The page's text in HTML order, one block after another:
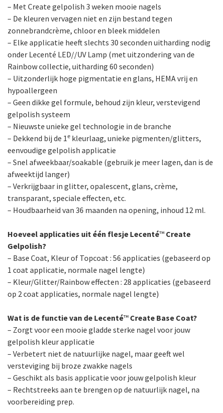
– Met Create gelpolish 3 weken mooie nagels
– De kleuren vervagen niet en zijn bestand tegen
zonnebrandcrème, chloor en bleek middelen
– Elke applicatie heeft slechts 30 seconden uitharding nodig
onder Lecenté LED//UV Lamp (met uitzondering van de
Rainbow collectie, uitharding 60 seconden)
– Uitzonderlijk hoge pigmentatie en glans, HEMA vrij en
hypoallergeen
– Geen dikke gel formule, behoud zijn kleur, verstevigend
gelpolish systeem
– Nieuwste unieke gel technologie in de branche
– Dekkend bij de 1e kleurlaag, unieke pigmenten/glitters,
eenvoudige gelpolish applicatie
– Snel afweekbaar/soakable (gebruik je meer lagen, dan is de
afweektijd langer)
– Verkrijgbaar in glitter, opalescent, glans, crème,
transparant, speciale effecten, etc.
– Houdbaarheid van 36 maanden na opening, inhoud 12 ml.
Hoeveel applicaties uit één flesje Lecenté™ Create
Gelpolish?
– Base Coat, Kleur of Topcoat : 56 applicaties (gebaseerd op
1 coat applicatie, normale nagel lengte)
– Kleur/Glitter/Rainbow effecten : 28 applicaties (gebaseerd
op 2 coat applicaties, normale nagel lengte)
Wat is de functie van de Lecenté™ Create Base Coat?
– Zorgt voor een mooie gladde sterke nagel voor jouw
gelpolish kleur applicatie
– Verbetert niet de natuurlijke nagel, maar geeft wel
versteviging bij broze zwakke nagels
– Geschikt als basis applicatie voor jouw gelpolish kleur
– Rechtstreeks aan te brengen op de natuurlijk nagel, na
voorbereiding prep.